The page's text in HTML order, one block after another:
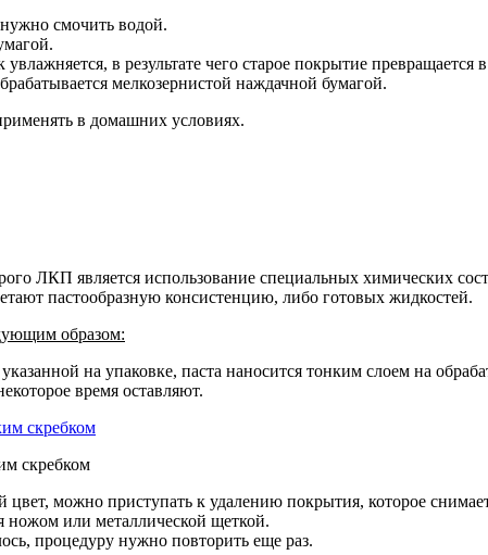
смочить водой.
в результате чего старое покрытие
мелкозернистой наждачной бумагой.
в домашних условиях.
ЛКП является использование специальных химических
пастообразную консистенцию, либо готовых жидкостей.
образом:
на упаковке, паста наносится тонким слоем на
время оставляют.
скребком
можно приступать к удалению покрытия, которое
ножом или металлической щеткой.
процедуру нужно повторить еще раз.